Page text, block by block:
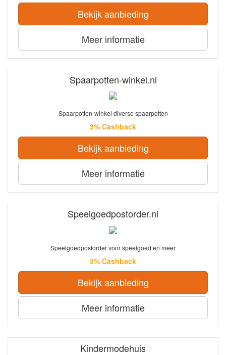
Bekijk aanbieding
Meer informatie
Spaarpotten-winkel.nl
Spaarpotten-winkel diverse spaarpotten
3% Cashback
Bekijk aanbieding
Meer informatie
Speelgoedpostorder.nl
Speelgoedpostorder voor speelgoed en meer
3% Cashback
Bekijk aanbieding
Meer informatie
Kindermodehuis